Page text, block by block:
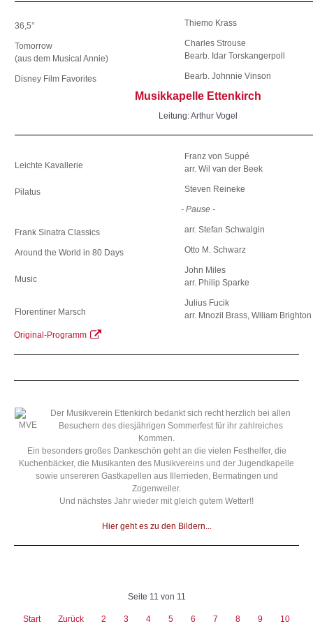
36,5° Thiemo Krass
Tomorrow
(aus dem Musical Annie)
Charles Strouse
Bearb. Idar Torskangerpoll
Disney Film Favorites Bearb. Johnnie Vinson
Musikkapelle Ettenkirch
Leitung: Arthur Vogel
Leichte Kavallerie
Franz von Suppé
arr. Wil van der Beek
Pilatus Steven Reineke
- Pause -
Frank Sinatra Classics arr. Stefan Schwalgin
Around the World in 80 Days Otto M. Schwarz
Music
John Miles
arr. Philip Sparke
Florentiner Marsch
Julius Fucik
arr. Mnozil Brass, Wiliam Brighton
Original-Programm
Der Musikverein Ettenkirch bedankt sich recht herzlich bei allen
Besuchern des diesjährigen Sommerfest für ihr zahlreiches
Kommen.
Ein besonders großes Dankeschön geht an die vielen Festhelfer, die
Kuchenbäcker, die Musikanten des Musikvereins und der Jugendkapelle
sowie unsereren Gastkapellen aus Illerrieden, Bermatingen und
Zogenweiler.
Und nächstes Jahr wieder mit gleich gutem Wetter!!
Hier geht es zu den Bildern...
Seite 11 von 11
Start Zurück 2 3 4 5 6 7 8 9
10